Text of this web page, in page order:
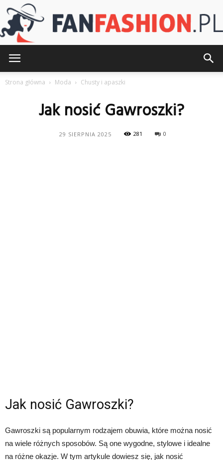
Strona główna Moda Chusty i apaszki
Jak nosić Gawroszki?
29 SIERPNIA 2025 281 0
Jak nosić Gawroszki?
Gawroszki są popularnym rodzajem obuwia, które można nosić
na wiele różnych sposobów. Są one wygodne, stylowe i idealne
na różne okazje. W tym artykule dowiesz się, jak nosić